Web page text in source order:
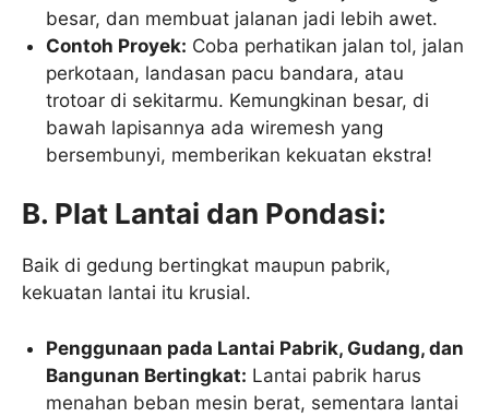
besar, dan membuat jalanan jadi lebih awet.
Contoh Proyek: Coba perhatikan jalan tol, jalan
perkotaan, landasan pacu bandara, atau
trotoar di sekitarmu. Kemungkinan besar, di
bawah lapisannya ada wiremesh yang
bersembunyi, memberikan kekuatan ekstra!
B. Plat Lantai dan Pondasi:
Baik di gedung bertingkat maupun pabrik,
kekuatan lantai itu krusial.
Penggunaan pada Lantai Pabrik, Gudang, dan
Bangunan Bertingkat: Lantai pabrik harus
menahan beban mesin berat, sementara lantai